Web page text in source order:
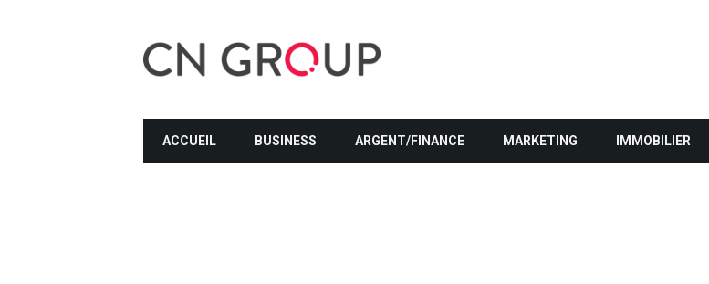
ACCUEIL BUSINESS ARGENT/FINANCE MARKETING IMMOBILIER